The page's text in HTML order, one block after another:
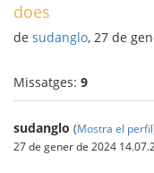
does
de sudanglo, 27 de
Missatges: 9
sudanglo (Mostra el perfil
27 de gener de 2024